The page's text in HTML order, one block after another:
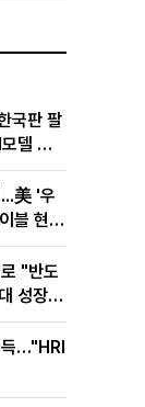
국판 팔
델 현
美 '우
블 현지
"반도
성장동
득…"HRI